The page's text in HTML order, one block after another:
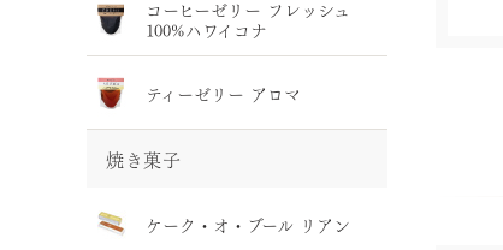
コーヒーゼリー フレッシュ
100%ハワイコナ
ティーゼリー アロマ
焼き菓子
ケーク・オ・ブール リアン